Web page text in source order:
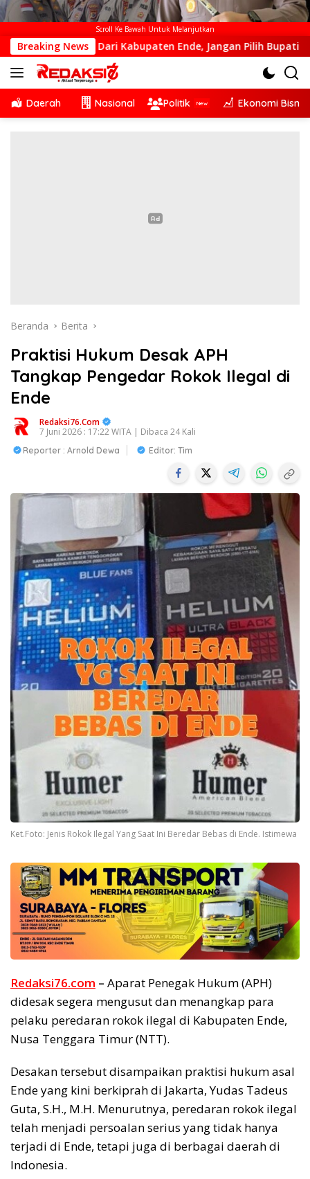
Scroll Ke Bawah Untuk Melanjutkan
Breaking News
Dari Kabupaten Ende, Jangan Pilih Bupati Suka ‘Wora-
Daerah Nasional Politik Ekonomi Bisnis
Beranda Berita
Praktisi Hukum Desak APH
Tangkap Pengedar Rokok Ilegal di
Ende
Redaksi76.com
7 Juni 2026 : 17:22 WITA | Dibaca 24 Kali
Reporter : Arnold Dewa Editor: Tim
Ket.Foto: Jenis Rokok Ilegal Yang Saat Ini Beredar Bebas di Ende. Istimewa
Redaksi76.com – Aparat Penegak Hukum (APH)
didesak segera mengusut dan menangkap para
pelaku peredaran rokok ilegal di Kabupaten Ende,
Nusa Tenggara Timur (NTT).
Desakan tersebut disampaikan praktisi hukum asal
Ende yang kini berkiprah di Jakarta, Yudas Tadeus
Guta, S.H., M.H. Menurutnya, peredaran rokok ilegal
telah menjadi persoalan serius yang tidak hanya
terjadi di Ende, tetapi juga di berbagai daerah di
Indonesia.